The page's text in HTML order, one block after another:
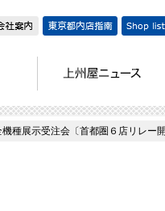
種展示受注会〔首都圏６店リレー開